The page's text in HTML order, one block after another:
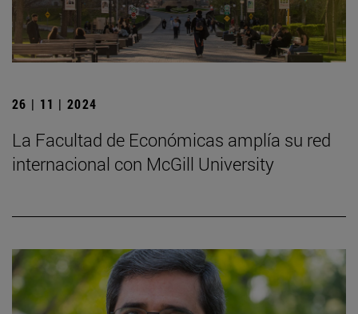
26 | 11 | 2024
La Facultad de Económicas amplía su red
internacional con McGill University